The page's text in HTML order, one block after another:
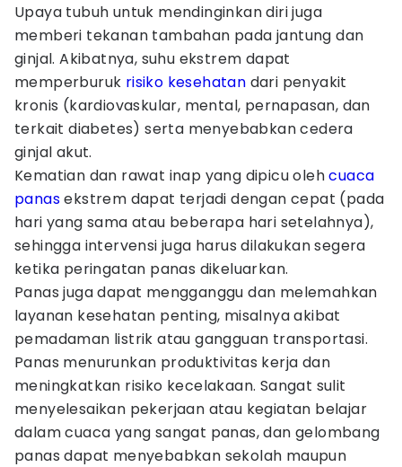
Upaya tubuh untuk mendinginkan diri juga
memberi tekanan tambahan pada jantung dan
ginjal. Akibatnya, suhu ekstrem dapat
memperburuk risiko kesehatan dari penyakit
kronis (kardiovaskular, mental, pernapasan, dan
terkait diabetes) serta menyebabkan cedera
ginjal akut.
Kematian dan rawat inap yang dipicu olehcuaca
panasekstrem dapat terjadi dengan cepat (pada
hari yang sama atau beberapa hari setelahnya),
sehingga intervensi juga harus dilakukan segera
ketika peringatan panas dikeluarkan.
Panas juga dapat mengganggu dan melemahkan
layanan kesehatan penting, misalnya akibat
pemadaman listrik atau gangguan transportasi.
Panas menurunkan produktivitas kerja dan
meningkatkan risiko kecelakaan. Sangat sulit
menyelesaikan pekerjaan atau kegiatan belajar
dalam cuaca yang sangat panas, dan gelombang
panas dapat menyebabkan sekolah maupun